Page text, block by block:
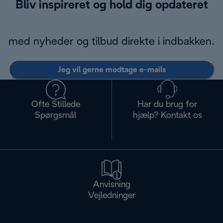
Bliv inspireret og hold dig opdateret
med nyheder og tilbud direkte i indbakken.
Jeg vil gerne modtage e-mails
Ofte Stillede
Spørgsmål
Har du brug for
hjælp? Kontakt os
Anvisning
Vejledninger